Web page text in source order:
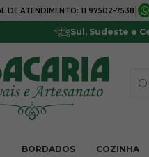
DE ATENDIMENTO: 11 97502-7538
Sul, Sudeste e
BORDADOS COZINHA
GRÁTIS 5% DE